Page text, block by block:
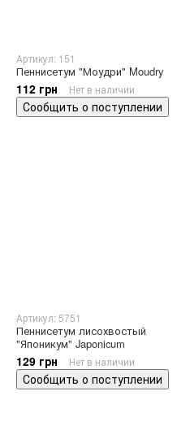
Артикул: 151
Пеннисетум "Моудри" Moudry
112 грн Нет в наличии
Сообщить о поступлении
Артикул: 5751
Пеннисетум лисохвостый
"Японикум" Japonicum
129 грн Нет в наличии
Сообщить о поступлении